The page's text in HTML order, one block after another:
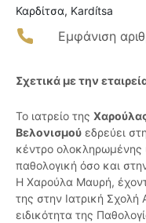
Καρδίτσα, Kardítsa
Εμφάνιση
Σχετικά με την
Το ιατρείο της
Βελονισμού εδρεύει
κέντρο ολοκληρωμένης
παθολογική όσο και
Η Χαρούλα Μαυρή,
της στην Ιατρική
ειδικότητα της